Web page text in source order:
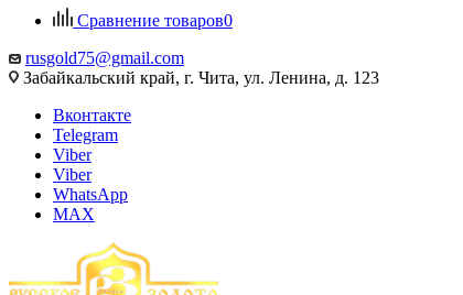
Сравнение товаров0
rusgold75@gmail.com
Забайкальский край, г. Чита, ул. Ленина, д. 123
Вконтакте
Telegram
Viber
Viber
WhatsApp
MAX